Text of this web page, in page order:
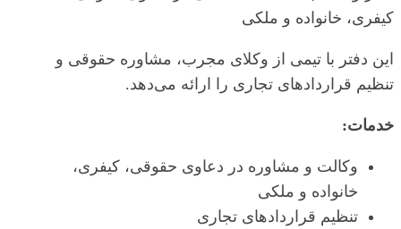
کیفری، خانواده و ملکی
این دفتر با تیمی از وکلای مجرب، مشاوره حقوقی و
تنظیم قراردادهای تجاری را ارائه می‌دهد.
خدمات:
وکالت و مشاوره در دعاوی حقوقی، کیفری،
خانواده و ملکی
تنظیم قراردادهای تجاری